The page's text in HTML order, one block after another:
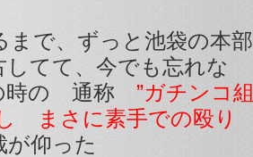
で、ずっと池袋の本部
てて、今でも忘れな
時の 通称 ”ガチンコ組
まさに素手での殴り
仰った